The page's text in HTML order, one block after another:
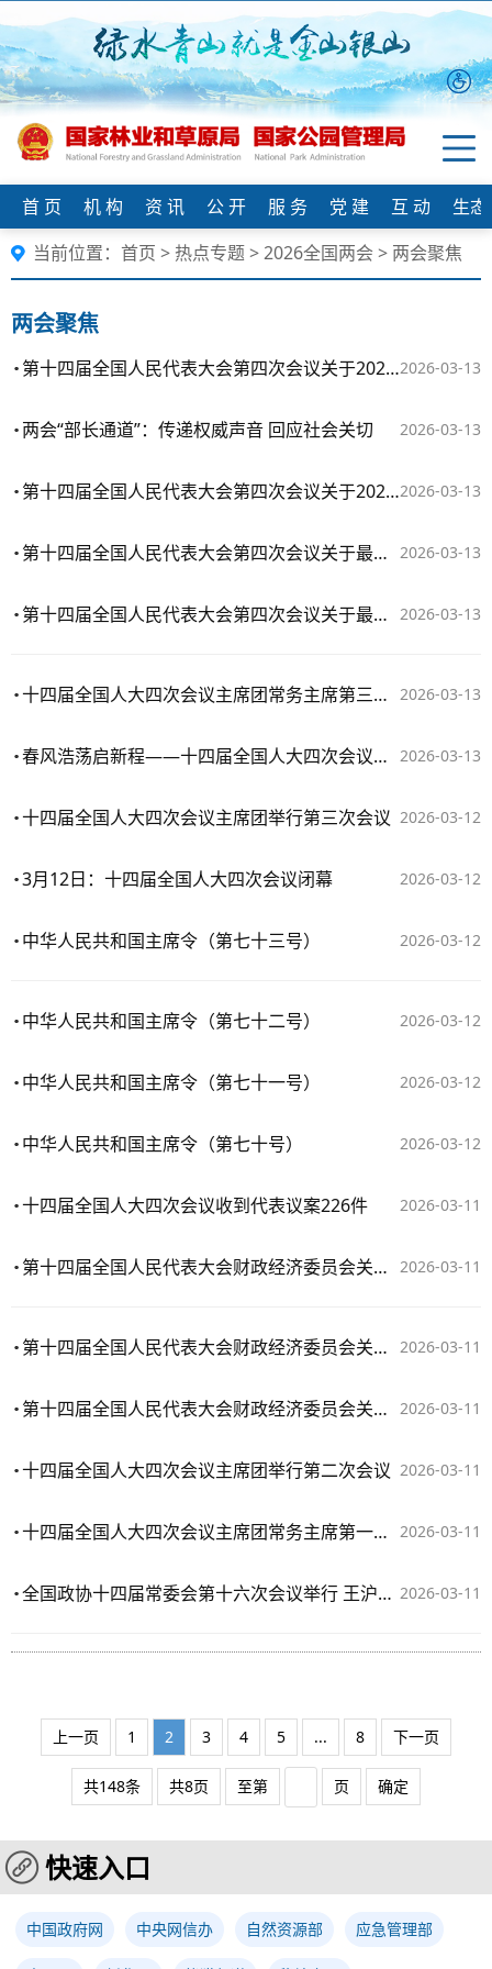
首 页 机 构 资 讯 公 开 服 务 党 建 互 动
生
当前位置： 首页 > 热点专题>2026全国两会 > 两会聚焦
两会聚焦
2026-03-13
第十四届全国人民代表大会第四次会议关于2025年国民经济和社会发展计划执行情况与2026年国民经济和社会发展计划的决议
2026-03-13
两会“部长通道”：传递权威声音 回应社会关切
2026-03-13
第十四届全国人民代表大会第四次会议关于2025年中央和地方预算执行情况与2026年中央和地方预算的决议
2026-03-13
第十四届全国人民代表大会第四次会议关于最高人民法院工作报告的决议
2026-03-13
第十四届全国人民代表大会第四次会议关于最高人民检察院工作报告的决议
2026-03-13
十四届全国人大四次会议主席团常务主席第三次会议举行 赵乐际主持
2026-03-13
春风浩荡启新程——十四届全国人大四次会议闭幕侧记
2026-03-12
十四届全国人大四次会议主席团举行第三次会议
2026-03-12
3月12日：十四届全国人大四次会议闭幕
2026-03-12
中华人民共和国主席令（第七十三号）
2026-03-12
中华人民共和国主席令（第七十二号）
2026-03-12
中华人民共和国主席令（第七十一号）
2026-03-12
中华人民共和国主席令（第七十号）
2026-03-11
十四届全国人大四次会议收到代表议案226件
2026-03-11
第十四届全国人民代表大会财政经济委员会关于2025年中央和地方预算执行情况与2026年中央和地方预算草案的审查结果报告
2026-03-11
第十四届全国人民代表大会财政经济委员会关于2025年国民经济和社会发展计划执行情况与2026年国民经济和社会发展计划草案的审查结果报告
2026-03-11
第十四届全国人民代表大会财政经济委员会关于中华人民共和国国民经济和社会发展第十五个五年规划纲要草案的审查结果报告
2026-03-11
十四届全国人大四次会议主席团举行第二次会议
2026-03-11
十四届全国人大四次会议主席团常务主席第一次会议举行 赵乐际主持
2026-03-11
全国政协十四届常委会第十六次会议举行 王沪宁主持
上一页 1 2 3 4 5 ... 8 下一页
共148条 共8页 至第 页 确定
快速入口
中国政府网 中央网信办 自然资源部 应急管理部